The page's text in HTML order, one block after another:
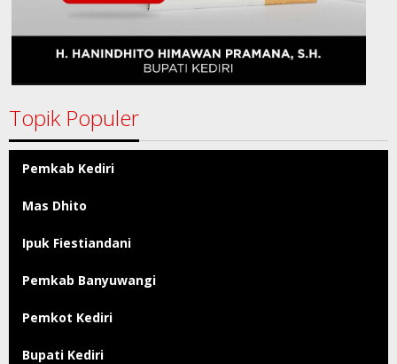
Topik Populer
Pemkab Kediri
Mas Dhito
Ipuk Fiestiandani
Pemkab Banyuwangi
Pemkot Kediri
Bupati Kediri